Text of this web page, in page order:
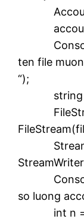
Account
ten file
“);
string
so luong
int n =